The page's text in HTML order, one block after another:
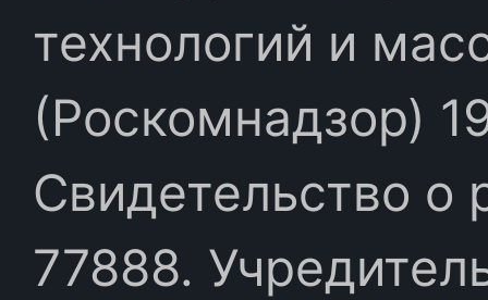
технологий и
(Роскомнадзор)
Свидетельство
77888.